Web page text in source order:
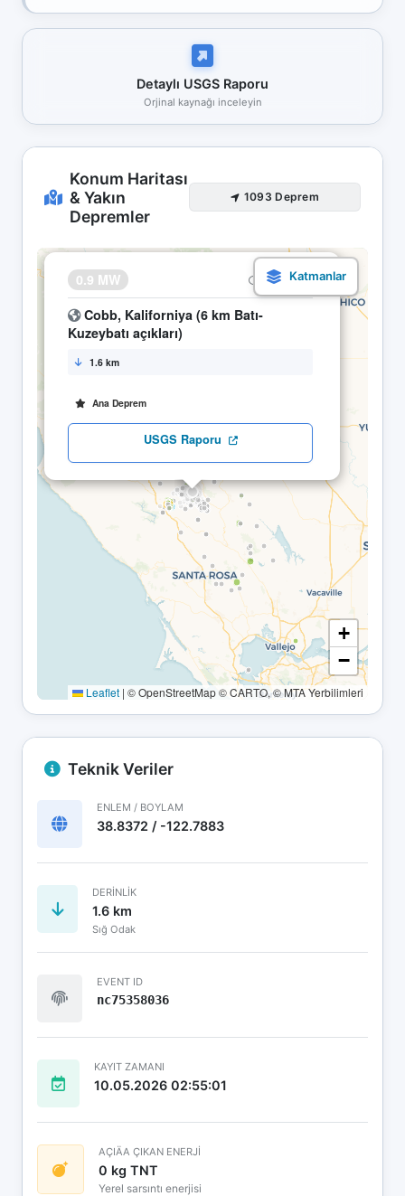
Detaylı USGS Raporu
Orjinal kaynağı inceleyin
Konum Haritası
& Yakın
Depremler
1093 Deprem
0.9 MW 10.05 05:49
Cobb, Kaliforniya (6 km Batı-
Kuzeybatı açıkları)
1.6 km
Ana Deprem
USGS Raporu
×
+
−
Leaflet | © OpenStreetMap © CARTO, © MTA Yerbilimleri
Teknik Veriler
ENLEM / BOYLAM
38.8372 / -122.7883
DERINLIK
1.6 km
Sığ Odak
EVENT ID
nc75358036
KAYIT ZAMANI
10.05.2026 02:55:01
AÇIÄA ÇIKAN ENERJİ
0 kg TNT
Yerel sarsıntı enerjisi